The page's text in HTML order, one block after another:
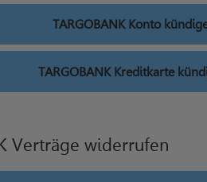
TARGOBANK Konto
TARGOBANK Kreditkarte
Verträge widerrufen